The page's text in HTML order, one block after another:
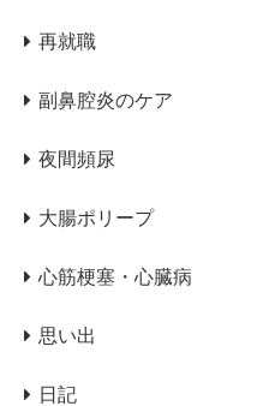
再就職
副鼻腔炎のケア
夜間頻尿
大腸ポリープ
心筋梗塞・心臓病
思い出
日記